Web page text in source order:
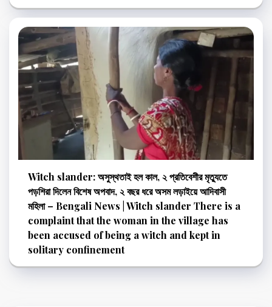
Witch slander: অসুস্থতাই হল কাল, ২ প্রতিবেশীর মৃত্যুতে
পড়শিরা দিলেন বিশেষ অপবাদ, ২ বছর ধরে অসম লড়াইয়ে আদিবাসী
মহিলা – Bengali News | Witch slander There is a
complaint that the woman in the village has
been accused of being a witch and kept in
solitary confinement